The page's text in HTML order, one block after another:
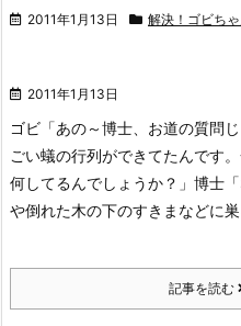
2011年1月13日 解決！ゴビち
2011年1月13日
ゴビ「あの～博士、お道の質問
ごい蟻の行列ができてたんです
何してるんでしょうか？」 博士
や倒れた木の下のすきまなどに
記事を読む